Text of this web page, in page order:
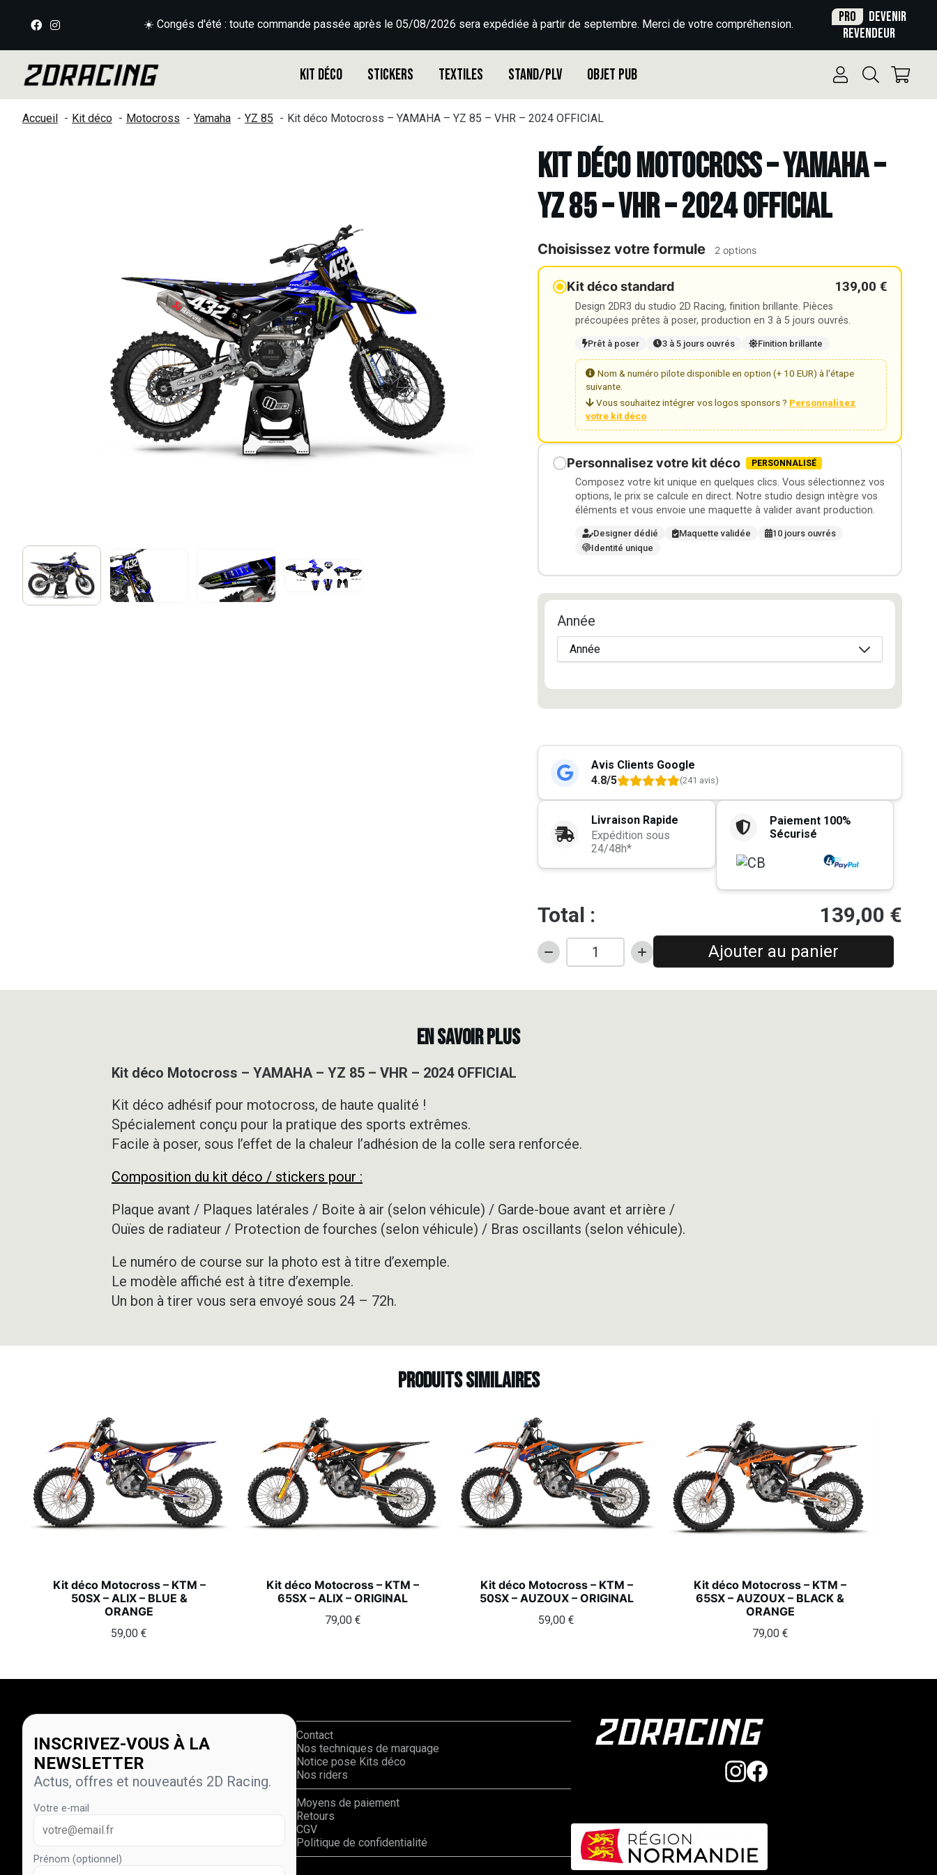
☀️ Congés d'été : toute commande passée après le 05/08/2026 sera expédiée à partir de septembre. Merci de votre compréhension. Pro
Devenir
revendeur
Kit déco Stickers Textiles Stand/PLV Objet Pub
Accueil Kit déco Motocross Yamaha YZ 85 Kit déco Motocross – YAMAHA – YZ 85 – VHR – 2024 OFFICIAL
Kit déco Motocross – YAMAHA –
YZ 85 – VHR – 2024 OFFICIAL
Choisissez votre formule 2 options
Kit déco standard 139,00 €
Design 2DR3 du studio 2D Racing, finition brillante. Pièces
précoupées prêtes à poser, production en 3 à 5 jours ouvrés.
Prêt à poser 3 à 5 jours ouvrés Finition brillante
Nom & numéro pilote disponible en option (+ 10 EUR) à l'étape
suivante.
Vous souhaitez intégrer vos logos sponsors ? Personnalisez
votre kit déco
Personnalisez votre kit déco PERSONNALISÉ
Composez votre kit unique en quelques clics. Vous sélectionnez vos
options, le prix se calcule en direct. Notre studio design intègre vos
éléments et vous envoie une maquette à valider avant production.
Designer dédié Maquette validée
10 jours ouvrés
Identité unique
Année
Avis Clients Google
4.8/5
(241 avis)
Livraison Rapide
Expédition sous
24/48h*
Paiement 100%
Sécurisé
Total : 139,00 €
quantité
Kit
VHR
Ajouter au panier
EN SAVOIR PLUS
Kit déco Motocross – YAMAHA – YZ 85 – VHR – 2024 OFFICIAL
Kit déco adhésif pour motocross, de haute qualité !
Spécialement conçu pour la pratique des sports extrêmes.
Facile à poser, sous l’effet de la chaleur l’adhésion de la colle sera renforcée.
Composition du kit déco / stickers pour :
Plaque avant / Plaques latérales / Boite à air (selon véhicule) / Garde-boue avant et arrière /
Ouïes de radiateur / Protection de fourches (selon véhicule) / Bras oscillants (selon véhicule).
Le numéro de course sur la photo est à titre d’exemple.
Le modèle affiché est à titre d’exemple.
Un bon à tirer vous sera envoyé sous 24 – 72h.
Produits similaires
Kit déco Motocross – KTM –
50SX – ALIX – BLUE &
ORANGE
59,00€
Kit déco Motocross – KTM –
65SX – ALIX – ORIGINAL
79,00 €
Kit déco Motocross – KTM –
50SX – AUZOUX – ORIGINAL
59,00€
Kit déco Motocross – KTM –
65SX – AUZOUX – BLACK &
ORANGE
79,00 €
INSCRIVEZ-VOUS À LA
NEWSLETTER
Actus, offres et nouveautés 2D Racing.
Votre e-mail
Prénom (optionnel)
Contact
Nos techniques de marquage
Notice pose Kits déco
Nos riders
Moyens de paiement
Retours
CGV
Politique de confidentialité